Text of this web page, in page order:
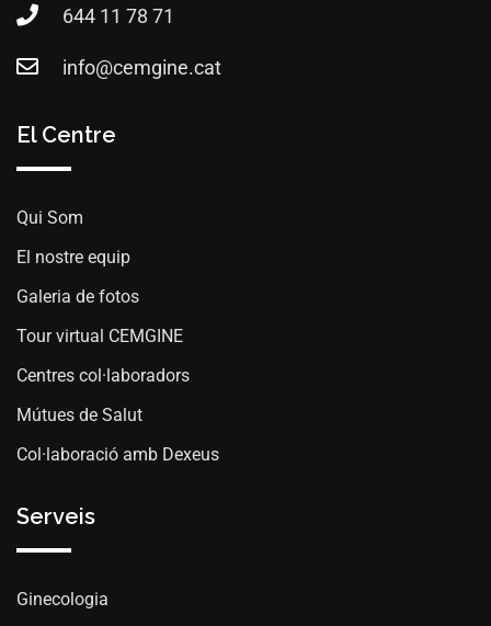
644 11 78 71
info@cemgine.cat
El Centre
Qui Som
El nostre equip
Galeria de fotos
Tour virtual CEMGINE
Centres col·laboradors
Mútues de Salut
Col·laboració amb Dexeus
Serveis
Ginecologia